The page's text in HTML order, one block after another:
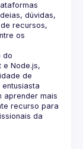
dúvidas,
recursos,
os
do
e Node.js,
de
aprender mais
recurso para
da